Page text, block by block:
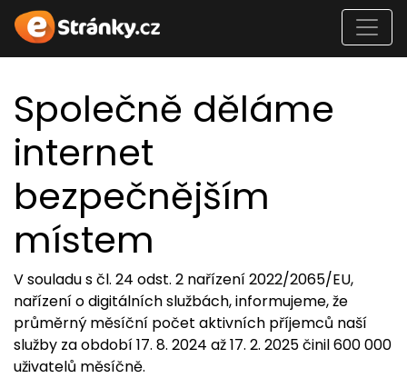
Společně děláme
internet
bezpečnějším
místem
V souladu s čl. 24 odst. 2 nařízení 2022/2065/EU,
nařízení o digitálních službách, informujeme, že
průměrný měsíční počet aktivních příjemců naší
služby za období 17. 8. 2024 až 17. 2. 2025 činil 600 000
uživatelů měsíčně.